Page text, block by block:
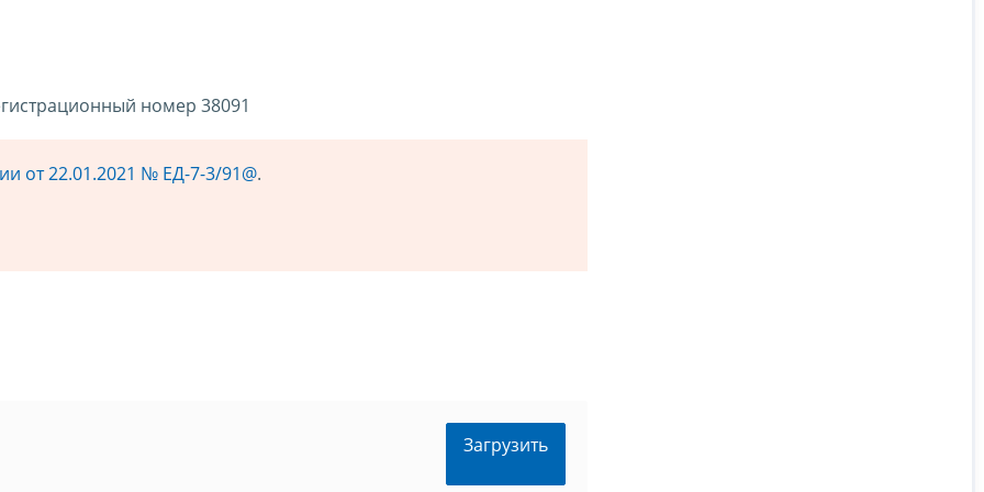
номер 38091
от 22.01.2021 № ЕД-7-3/91@.
Загрузить